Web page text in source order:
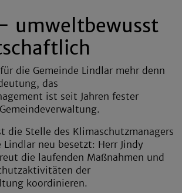
umweltbewusst
die Gemeinde Lindlar mehr denn
das
ist seit Jahren fester
die Stelle des Klimaschutzmanagers
Lindlar neu besetzt: Herr Jindy
die laufenden Maßnahmen und
der
koordinieren.